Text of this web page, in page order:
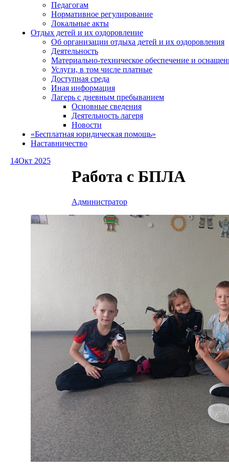
Педагогам
Нормативное регулирование
Локальные акты
Отдых детей и их оздоровление
Об организации отдыха детей и их оздоровления
Деятельность
Материально-техническое обеспечение и
Услуги, в том числе платные
Доступная среда
Иная информация
Лагерь с дневным пребыванием
Основные сведения
Деятельность лагеря
Новости
«Бесплатная юридическая помощь»
Наставничество
14Окт 2025
Работа с БПЛА
Администратор